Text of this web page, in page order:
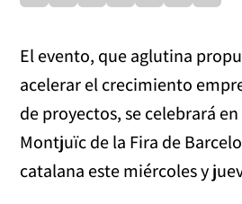
El evento, que aglutina
acelerar el crecimiento
de proyectos, se celebrará
Montjuïc de la Fira de
catalana este miércoles y